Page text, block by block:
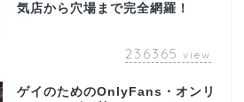
気店から穴場まで完全網羅！
236365 view
ゲイのためのOnlyFans・オンリ